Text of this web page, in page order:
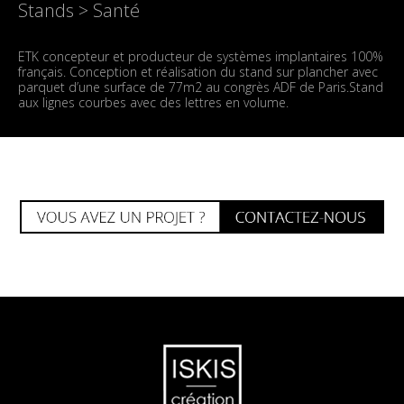
Stands > Santé
ETK concepteur et producteur de systèmes implantaires 100%
français. Conception et réalisation du stand sur plancher avec
parquet d’une surface de 77m2 au congrès ADF de Paris.Stand
aux lignes courbes avec des lettres en volume.